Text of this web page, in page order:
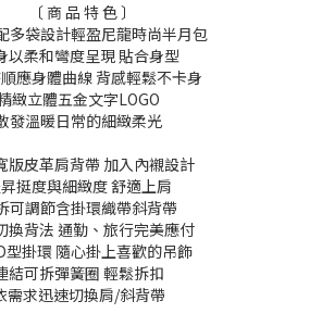
〔 商 品 特 色 〕
多袋設計輕盈尼龍時尚半月包
以柔和彎度呈現 貼合身型
應身體曲線 背感輕鬆不卡身
緻立體五金文字LOGO
發溫暖日常的細緻柔光
版皮革肩背帶 加入內襯設計
挺度與細緻度 舒適上肩
可調節含掛環織帶斜背帶
換背法 通勤、旅行完美應付
型掛環 隨心掛上喜歡的吊飾
結可拆彈簧圈 輕鬆拆扣
需求迅速切換肩/斜背帶